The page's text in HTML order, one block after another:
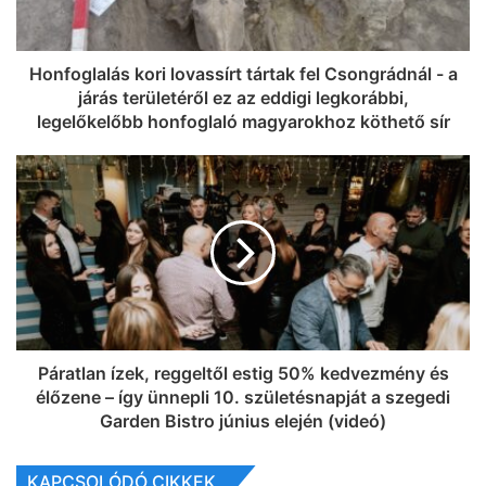
Honfoglalás kori lovassírt tártak fel Csongrádnál - a
járás területéről ez az eddigi legkorábbi,
legelőkelőbb honfoglaló magyarokhoz köthető sír
Páratlan ízek, reggeltől estig 50% kedvezmény és
élőzene – így ünnepli 10. születésnapját a szegedi
Garden Bistro június elején (videó)
KAPCSOLÓDÓ CIKKEK